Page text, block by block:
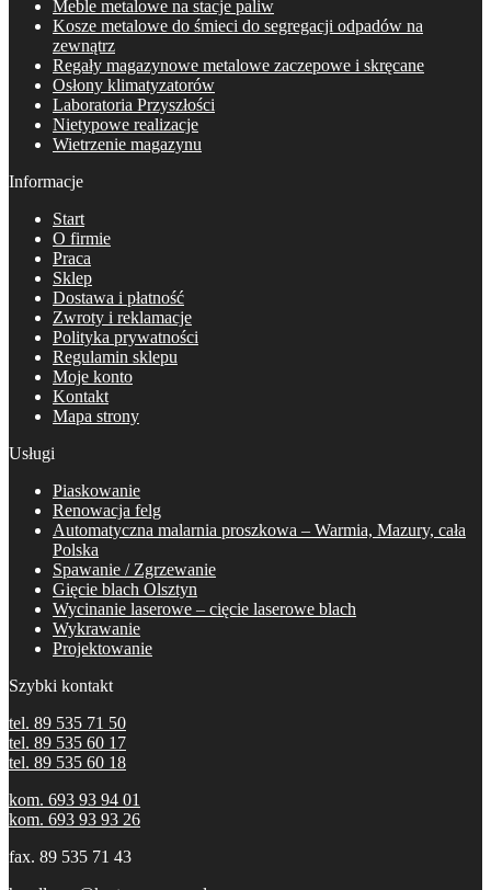
Meble metalowe na stacje paliw
Kosze metalowe do śmieci do segregacji odpadów na
zewnątrz
Regały magazynowe metalowe zaczepowe i skręcane
Osłony klimatyzatorów
Laboratoria Przyszłości
Nietypowe realizacje
Wietrzenie magazynu
Informacje
Start
O firmie
Praca
Sklep
Dostawa i płatność
Zwroty i reklamacje
Polityka prywatności
Regulamin sklepu
Moje konto
Kontakt
Mapa strony
Usługi
Piaskowanie
Renowacja felg
Automatyczna malarnia proszkowa – Warmia, Mazury, cała
Polska
Spawanie / Zgrzewanie
Gięcie blach Olsztyn
Wycinanie laserowe – cięcie laserowe blach
Wykrawanie
Projektowanie
Szybki kontakt
tel. 89 535 71 50
tel. 89 535 60 17
tel. 89 535 60 18
kom. 693 93 94 01
kom. 693 93 93 26
fax. 89 535 71 43